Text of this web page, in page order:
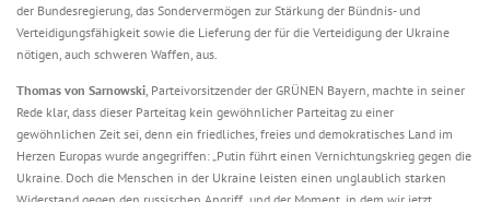
der Bundesregierung, das Sondervermögen zur Stärkung der Bündnis- und
Verteidigungsfähigkeit sowie die Lieferung der für die Verteidigung der Ukraine
nötigen, auch schweren Waffen, aus.
Thomas von Sarnowski, Parteivorsitzender der GRÜNEN Bayern, machte in seiner
Rede klar, dass dieser Parteitag kein gewöhnlicher Parteitag zu einer
gewöhnlichen Zeit sei, denn ein friedliches, freies und demokratisches Land im
Herzen Europas wurde angegriffen: „Putin führt einen Vernichtungskrieg gegen die
Ukraine. Doch die Menschen in der Ukraine leisten einen unglaublich starken